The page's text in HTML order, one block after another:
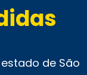
de São